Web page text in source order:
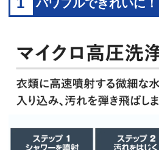
パワフルできれいに！